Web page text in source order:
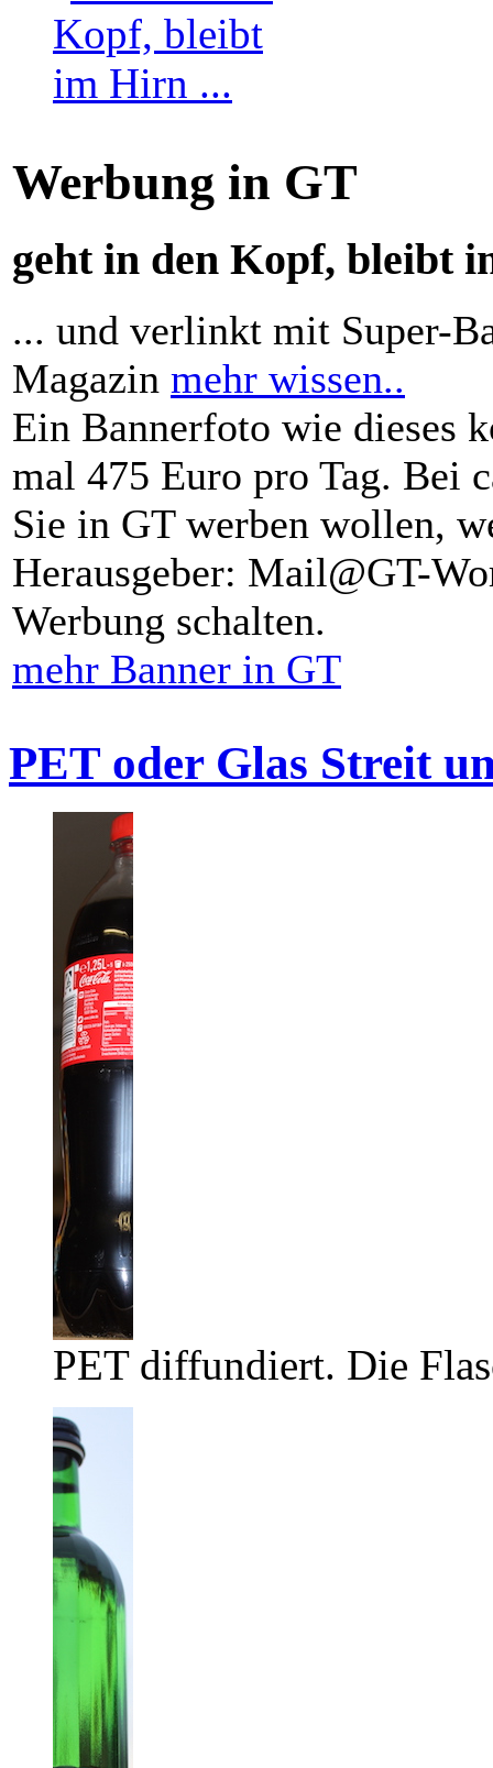
Werbung in GT
geht in den Kopf, bleibt
... und verlinkt mit Super-
Magazin mehr wissen..
Ein Bannerfoto wie dieses
mal 475 Euro pro Tag. Bei
Sie in GT werben wollen,
Herausgeber: Mail@GT-
Werbung schalten.
mehr Banner in GT
PET oder Glas Streit
PET diffundiert. Die